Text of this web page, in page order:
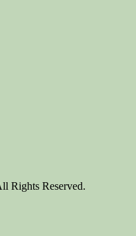
Rights Reserved.